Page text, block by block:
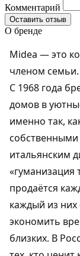
Комментарий
Оставить отзыв
О бренде
Midea — это
членом семьи.
С 1968 года
домов в
именно так,
собственными
итальянским
«гуманизация
продаётся
каждый из
экономить
близких. В